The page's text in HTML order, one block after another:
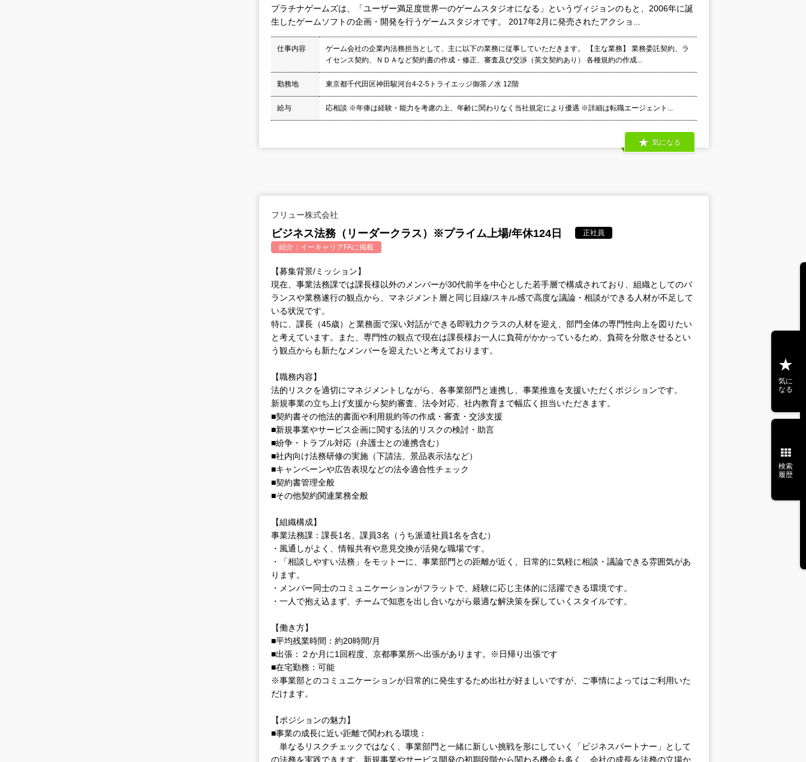
プラチナゲームズは、「ユーザー満足度世界一のゲームスタジオになる」というヴィジョンのもと、2006年に誕
生したゲームソフトの企画・開発を行うゲームスタジオです。 2017年2月に発売されたアクショ...
仕事内容
ゲーム会社の企業内法務担当として、主に以下の業務に従事していただきます。 【主な業務】 業務委託契約、ラ
イセンス契約、ＮＤＡなど契約書の作成・修正、審査及び交渉（英文契約あり） 各種規約の作成...
勤務地 東京都千代田区神田駿河台4-2-5トライエッジ御茶ノ水 12階
給与 応相談 ※年俸は経験・能力を考慮の上、年齢に関わりなく当社規定により優遇 ※詳細は転職エージェント...
気になる
フリュー株式会社
ビジネス法務（リーダークラス）※プライム上場/年休124日
正社員
紹介： イーキャリアFAに掲載
【募集背景/ミッション】
現在、事業法務課では課長様以外のメンバーが30代前半を中心とした若手層で構成されており、組織としてのバ
ランスや業務遂行の観点から、マネジメント層と同じ目線/スキル感で高度な議論・相談ができる人材が不足して
いる状況です。
特に、課長（45歳）と業務面で深い対話ができる即戦力クラスの人材を迎え、部門全体の専門性向上を図りたい
と考えています。また、専門性の観点で現在は課長様お一人に負荷がかかっているため、負荷を分散させるとい
う観点からも新たなメンバーを迎えたいと考えております。
【職務内容】
法的リスクを適切にマネジメントしながら、各事業部門と連携し、事業推進を支援いただくポジションです。
新規事業の立ち上げ支援から契約審査、法令対応、社内教育まで幅広く担当いただきます。
■契約書その他法的書面や利用規約等の作成・審査・交渉支援
■新規事業やサービス企画に関する法的リスクの検討・助言
■紛争・トラブル対応（弁護士との連携含む）
■社内向け法務研修の実施（下請法、景品表示法など）
■キャンペーンや広告表現などの法令適合性チェック
■契約書管理全般
■その他契約関連業務全般
【組織構成】
事業法務課：課長1名、課員3名（うち派遣社員1名を含む）
・風通しがよく、情報共有や意見交換が活発な職場です。
・「相談しやすい法務」をモットーに、事業部門との距離が近く、日常的に気軽に相談・議論できる雰囲気があ
ります。
・メンバー同士のコミュニケーションがフラットで、経験に応じ主体的に活躍できる環境です。
・一人で抱え込まず、チームで知恵を出し合いながら最適な解決策を探していくスタイルです。
【働き方】
■平均残業時間：約20時間/月
■出張：２か月に1回程度、京都事業所へ出張があります。※日帰り出張です
■在宅勤務：可能
※事業部とのコミュニケーションが日常的に発生するため出社が好ましいですが、ご事情によってはご利用いた
だけます。
【ポジションの魅力】
■事業の成長に近い距離で関われる環境：
単なるリスクチェックではなく、事業部門と一緒に新しい挑戦を形にしていく「ビジネスパートナー」として
の法務を実践できます。新規事業やサービス開発の初期段階から関わる機会も多く、会社の成長を法務の立場か
気に
なる
検索
履歴